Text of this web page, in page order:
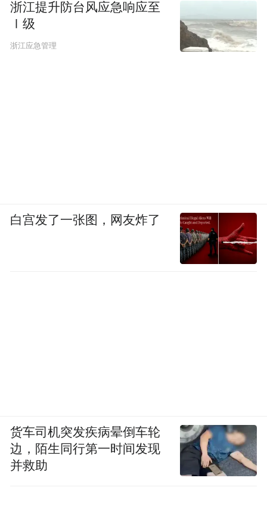
浙江提升防台风应急响应至
Ⅰ级
浙江应急管理
白宫发了一张图，网友炸了
货车司机突发疾病晕倒车轮
边，陌生同行第一时间发现
并救助